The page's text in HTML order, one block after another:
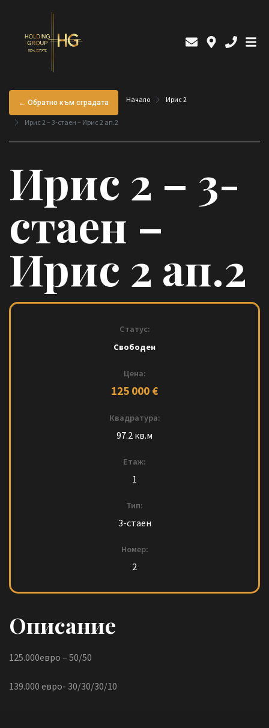
← Обратно към сградата Начало Ирис 2
Ирис 2 – 3-стаен – Ирис 2 ап.2
Ирис 2 – 3-
стаен –
Ирис 2 ап.2
Статус:
Свободен
Цена:
125 000 €
Квадратура:
97.2 кв.м
Етаж:
1
Тип:
3-стаен
Номер:
2
Описание
125.000евро – 50/50
139.000 евро- 30/30/30/10